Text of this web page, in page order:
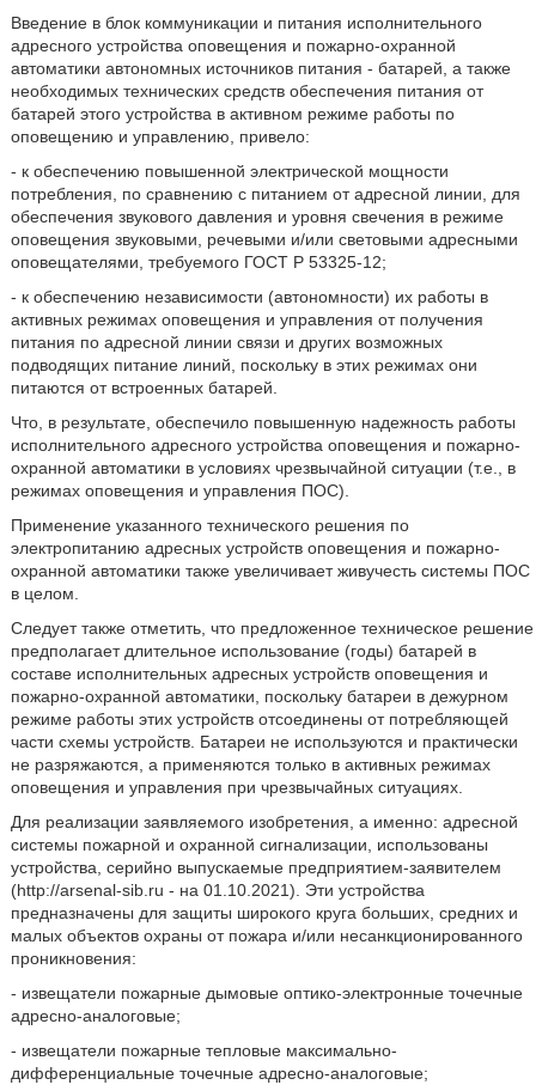
Введение в блок коммуникации и питания исполнительного
адресного устройства оповещения и пожарно-охранной
автоматики автономных источников питания - батарей, а также
необходимых технических средств обеспечения питания от
батарей этого устройства в активном режиме работы по
оповещению и управлению, привело:
- к обеспечению повышенной электрической мощности
потребления, по сравнению с питанием от адресной линии, для
обеспечения звукового давления и уровня свечения в режиме
оповещения звуковыми, речевыми и/или световыми адресными
оповещателями, требуемого ГОСТ Р 53325-12;
- к обеспечению независимости (автономности) их работы в
активных режимах оповещения и управления от получения
питания по адресной линии связи и других возможных
подводящих питание линий, поскольку в этих режимах они
питаются от встроенных батарей.
Что, в результате, обеспечило повышенную надежность работы
исполнительного адресного устройства оповещения и пожарно-
охранной автоматики в условиях чрезвычайной ситуации (т.е., в
режимах оповещения и управления ПОС).
Применение указанного технического решения по
электропитанию адресных устройств оповещения и пожарно-
охранной автоматики также увеличивает живучесть системы ПОС
в целом.
Следует также отметить, что предложенное техническое решение
предполагает длительное использование (годы) батарей в
составе исполнительных адресных устройств оповещения и
пожарно-охранной автоматики, поскольку батареи в дежурном
режиме работы этих устройств отсоединены от потребляющей
части схемы устройств. Батареи не используются и практически
не разряжаются, а применяются только в активных режимах
оповещения и управления при чрезвычайных ситуациях.
Для реализации заявляемого изобретения, а именно: адресной
системы пожарной и охранной сигнализации, использованы
устройства, серийно выпускаемые предприятием-заявителем
(http://arsenal-sib.ru - на 01.10.2021). Эти устройства
предназначены для защиты широкого круга больших, средних и
малых объектов охраны от пожара и/или несанкционированного
проникновения:
- извещатели пожарные дымовые оптико-электронные точечные
адресно-аналоговые;
- извещатели пожарные тепловые максимально-
дифференциальные точечные адресно-аналоговые;